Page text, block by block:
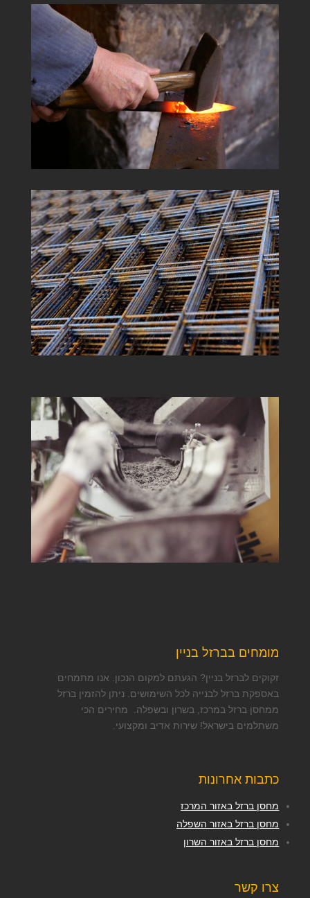
מומחים בברזל בניין
זקוקים לברזל בניין? הגעתם למקום הנכון. אנו מתמחים
באספקת ברזל לבנייה לכל השימושים. ניתן להזמין ברזל
ממחסן ברזל במרכז, בשרון ובשפלה. מחירים הכי
משתלמים בישראל! שירות אדיב ומקצועי.
כתבות אחרונות
מחסן ברזל באזור המרכז
מחסן ברזל באזור השפלה
מחסן ברזל באזור השרון
צרו קשר